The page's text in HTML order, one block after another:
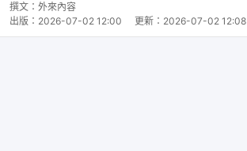
撰文： 外來內容
出版： 2026-07-02 12:00 更新： 2026-07-02 12:08